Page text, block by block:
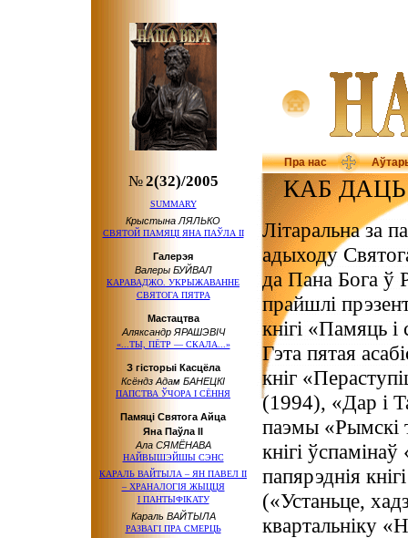
Пра нас
№2(32)/2005
SUMMARY
Крыстына ЛЯЛЬКО
СВЯТОЙ ПАМЯЦІ ЯНА ПАЎЛА ІІ
Галерэя
Валеры БУЙВАЛ
КАРАВАДЖО. УКРЫЖАВАННЕ
СВЯТОГА ПЯТРА
Мастацтва
Аляксандр ЯРАШЭВІЧ
«...ТЫ, ПЁТР — СКАЛА...»
З гісторыі Касцёла
Ксёндз Адам БАНЕЦКІ
ПАПСТВА ЎЧОРА І СЁННЯ
Памяці Святога Айца
Яна Паўла ІІ
Ала СЯМЁНАВА
НАЙВЫШЭЙШЫ СЭНС
КАРАЛЬ ВАЙТЫЛА – ЯН ПАВЕЛ ІІ
– ХРАНАЛОГІЯ ЖЫЦЦЯ
І ПАНТЫФІКАТУ
Караль ВАЙТЫЛА
РАЗВАГІ ПРА СМЕРЦЬ
КАБ
Літаральна за
адыходу
да Пана Бога ў
прайшлі
кнігі «Памяць
Гэта пятая
кніг
(1994), «Дар і
паэмы «Рымскі
кнігі
папярэднія
(«Устаньце,
квартальніку